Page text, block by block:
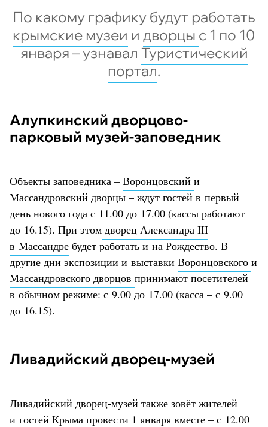
По какому графику будут работать
крымские музеи и дворцы с 1 по 10
января – узнавал Туристический
портал.
Алупкинский дворцово-
парковый музей-заповедник
Объекты заповедника – Воронцовский и
Массандровский дворцы – ждут гостей в первый
день нового года с 11.00 до 17.00 (кассы работают
до 16.15). При этом дворец Александра III
в Массандре будет работать и на Рождество. В
другие дни экспозиции и выставки Воронцовского и
Массандровского дворцов принимают посетителей
в обычном режиме: с 9.00 до 17.00 (касса – с 9.00
до 16.15).
Ливадийский дворец-музей
Ливадийский дворец-музей также зовёт жителей
и гостей Крыма провести 1 января вместе – с 12.00